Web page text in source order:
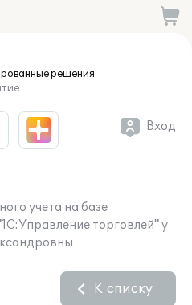
решения
Вход
учета на базе
торговлей" у
К списку